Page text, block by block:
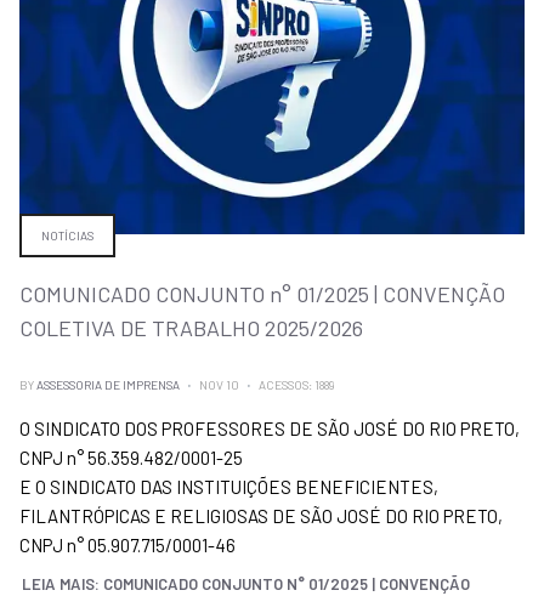
NOTÍCIAS
COMUNICADO CONJUNTO n° 01/2025 | CONVENÇÃO
COLETIVA DE TRABALHO 2025/2026
BYASSESSORIA DE IMPRENSA NOV 10 ACESSOS: 1889
O SINDICATO DOS PROFESSORES DE SÃO JOSÉ DO RIO PRETO,
CNPJ n° 56.359.482/0001-25
E O SINDICATO DAS INSTITUIÇÕES BENEFICIENTES,
FILANTRÓPICAS E RELIGIOSAS DE SÃO JOSÉ DO RIO PRETO,
CNPJ n° 05.907.715/0001-46
LEIA MAIS: COMUNICADO CONJUNTO N° 01/2025 | CONVENÇÃO